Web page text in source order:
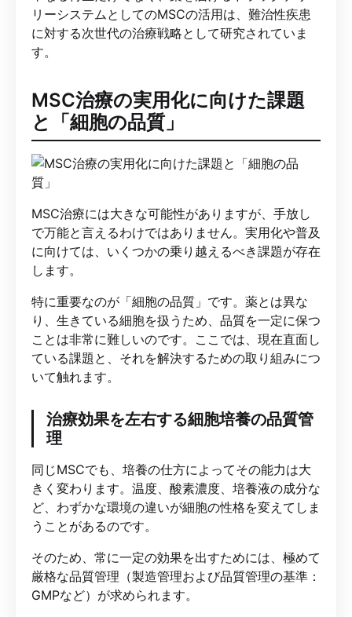
リーシステムとしてのMSCの活用は、難治性疾患
に対する次世代の治療戦略として研究されていま
す。
MSC治療の実用化に向けた課題
と「細胞の品質」
MSC治療には大きな可能性がありますが、手放し
で万能と言えるわけではありません。実用化や普及
に向けては、いくつかの乗り越えるべき課題が存在
します。
特に重要なのが「細胞の品質」です。薬とは異な
り、生きている細胞を扱うため、品質を一定に保つ
ことは非常に難しいのです。ここでは、現在直面し
ている課題と、それを解決するための取り組みにつ
いて触れます。
治療効果を左右する細胞培養の品質管
理
同じMSCでも、培養の仕方によってその能力は大
きく変わります。温度、酸素濃度、培養液の成分な
ど、わずかな環境の違いが細胞の性格を変えてしま
うことがあるのです。
そのため、常に一定の効果を出すためには、極めて
厳格な品質管理（製造管理および品質管理の基準：
GMPなど）が求められます。